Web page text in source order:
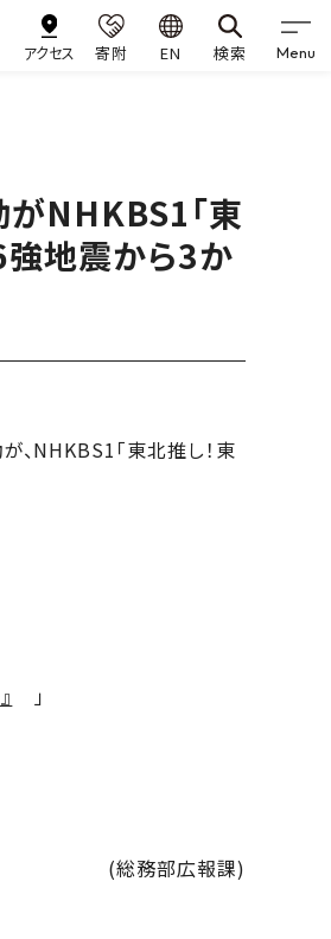
アクセス 寄附 EN 検索 Menu
NHKBS1「東
強地震から3か
NHKBS1「東北推し！東
」
(総務部広報課)